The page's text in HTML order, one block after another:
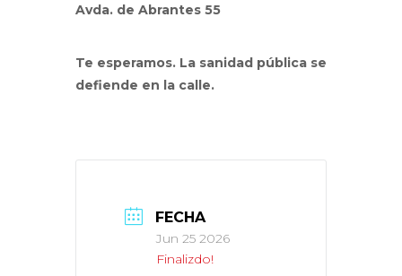
Avda. de Abrantes 55
Te esperamos. La sanidad pública se
defiende en la calle.
FECHA
Jun 25 2026
Finalizdo!